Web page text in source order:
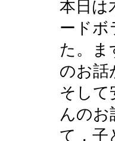
本日は
ードボ
た。ま
のお話
そして
んのお
て，子